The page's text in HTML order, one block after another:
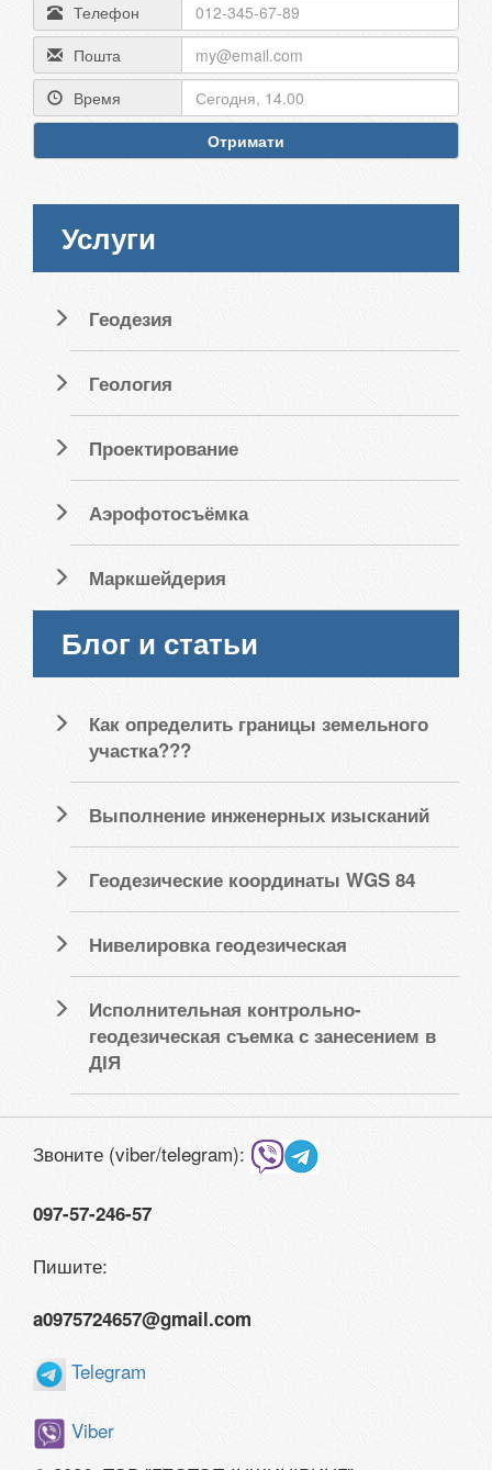
Телефон
Пошта
Время
Отримати
Услуги
Геодезия
Геология
Проектирование
Аэрофотосъёмка
Маркшейдерия
Блог и статьи
Как определить границы земельного
участка???
Выполнение инженерных изысканий
Геодезические координаты WGS 84
Нивелировка геодезическая
Исполнительная контрольно-
геодезическая съемка с занесением в
ДІЯ
Звоните (viber/telegram):
097-57-246-57
Пишите:
a0975724657@gmail.com
Telegram
Viber